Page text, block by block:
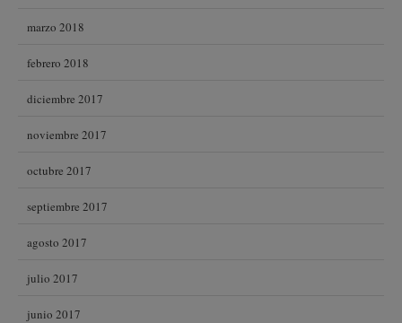
marzo 2018
febrero 2018
diciembre 2017
noviembre 2017
octubre 2017
septiembre 2017
agosto 2017
julio 2017
junio 2017